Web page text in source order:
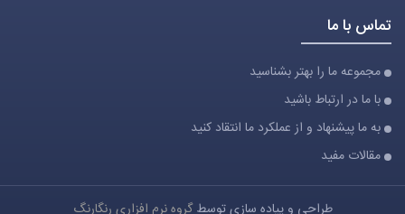
تماس با ما
مجموعه ما را بهتر بشناسید
با ما در ارتباط باشید
به ما پیشنهاد و از عملکرد ما انتقاد کنید
مقالات مفید
طراحی و پیاده سازی توسطگروه نرم افزاری رنگارنگ